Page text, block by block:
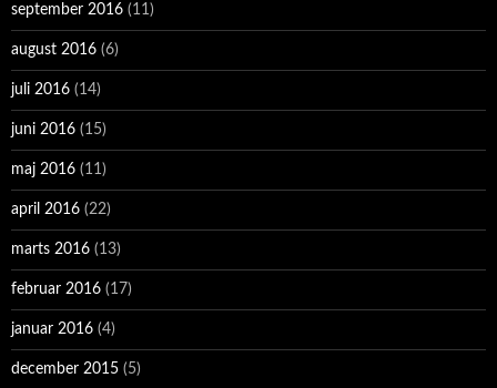
september 2016 (11)
august 2016 (6)
juli 2016 (14)
juni 2016 (15)
maj 2016 (11)
april 2016 (22)
marts 2016 (13)
februar 2016 (17)
januar 2016 (4)
december 2015 (5)